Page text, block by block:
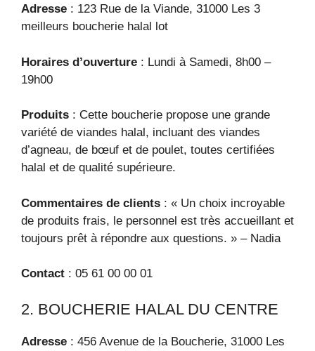
Adresse : 123 Rue de la Viande, 31000 Les 3
meilleurs boucherie halal lot
Horaires d’ouverture : Lundi à Samedi, 8h00 –
19h00
Produits : Cette boucherie propose une grande
variété de viandes halal, incluant des viandes
d’agneau, de bœuf et de poulet, toutes certifiées
halal et de qualité supérieure.
Commentaires de clients : « Un choix incroyable
de produits frais, le personnel est très accueillant et
toujours prêt à répondre aux questions. » – Nadia
Contact : 05 61 00 00 01
2. BOUCHERIE HALAL DU CENTRE
Adresse : 456 Avenue de la Boucherie, 31000 Les